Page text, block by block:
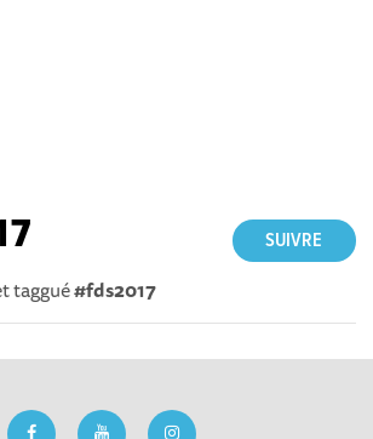
SUIVRE
taggué#fds2017